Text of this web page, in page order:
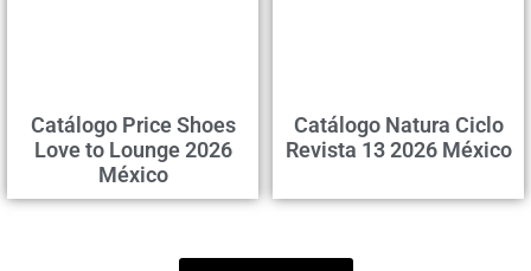
Catálogo Price Shoes
Love to Lounge 2026
México
Catálogo Natura Ciclo
Revista 13 2026 México